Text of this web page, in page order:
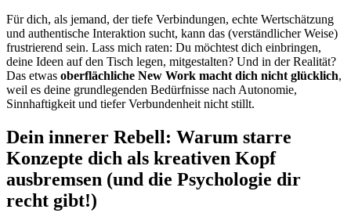
Für dich, als jemand, der tiefe Verbindungen, echte Wertschätzung
und authentische Interaktion sucht, kann das (verständlicher Weise)
frustrierend sein. Lass mich raten: Du möchtest dich einbringen,
deine Ideen auf den Tisch legen, mitgestalten? Und in der Realität?
Das etwas oberflächliche New Work macht dich nicht glücklich,
weil es deine grundlegenden Bedürfnisse nach Autonomie,
Sinnhaftigkeit und tiefer Verbundenheit nicht stillt.
Dein innerer Rebell: Warum starre
Konzepte dich als kreativen Kopf
ausbremsen (und die Psychologie dir
recht gibt!)